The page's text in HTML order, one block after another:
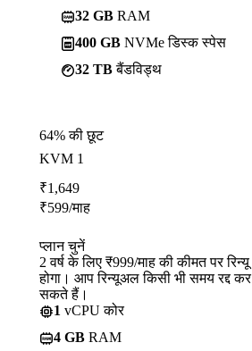
32 GB RAM
400 GB NVMe डिस्क स्पेस
32 TBबैंडविड्थ
64% की छूट
KVM 1
₹1,649
₹599/माह
प्लान चुनें
2 वर्ष के लिए ₹999/माह की कीमत पर रिन्यू
होगा। आप रिन्यूअल किसी भी समय रद्द कर
सकते हैं।
1 vCPU कोर
4 GB RAM